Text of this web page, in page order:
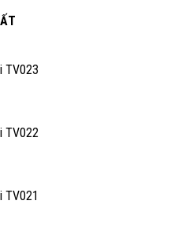
TV023
TV022
TV021